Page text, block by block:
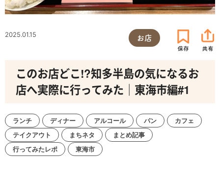
2025.01.15 お店
このお店どこ!?知多半島の気になるお
店へ実際に行ってみた｜東海市編#1
ランチ ディナー アルコール パン
カフェ
テイクアウト
まちネタ
まとめ記事
行ってみたレポ
東海市